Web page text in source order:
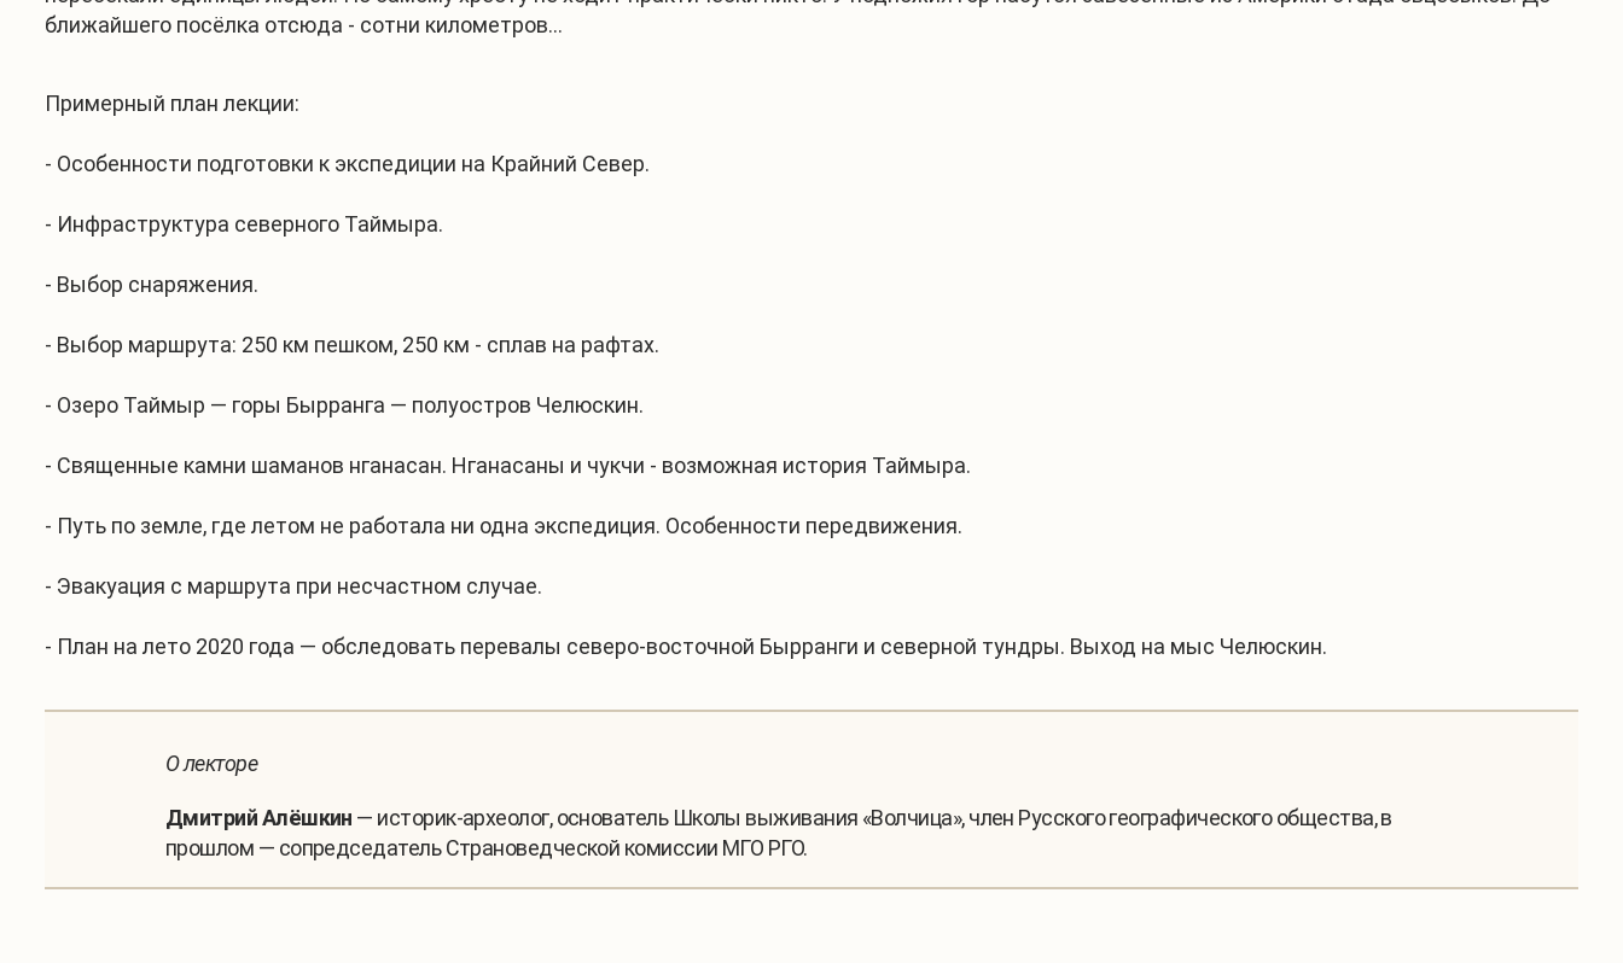
ближайшего посёлка отсюда - сотни километров…
Примерный план лекции:
- Особенности подготовки к экспедиции на Крайний Север.
- Инфраструктура северного Таймыра.
- Выбор снаряжения.
- Выбор маршрута: 250 км пешком, 250 км - сплав на рафтах.
- Озеро Таймыр — горы Бырранга — полуостров Челюскин.
- Священные камни шаманов нганасан. Нганасаны и чукчи - возможная история Таймыра.
- Путь по земле, где летом не работала ни одна экспедиция. Особенности передвижения.
- Эвакуация с маршрута при несчастном случае.
- План на лето 2020 года — обследовать перевалы северо-восточной Бырранги и северной тундры. Выход на мыс Челюскин.
О лекторе
Дмитрий Алёшкин — историк-археолог, основатель Школы выживания «Волчица», член Русского географического общества, в
прошлом — сопредседатель Страноведческой комиссии МГО РГО.